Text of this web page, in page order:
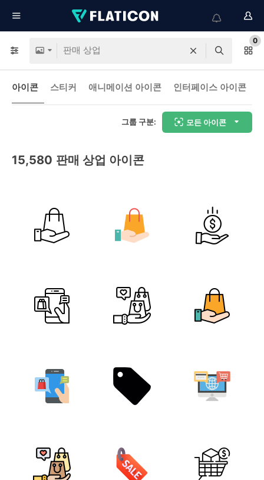
0
아이콘 스티커 애니메이션 아이콘 인터페이스 아이콘
그룹 구분: 모든 아이콘
15,580 판매 상업 아이콘